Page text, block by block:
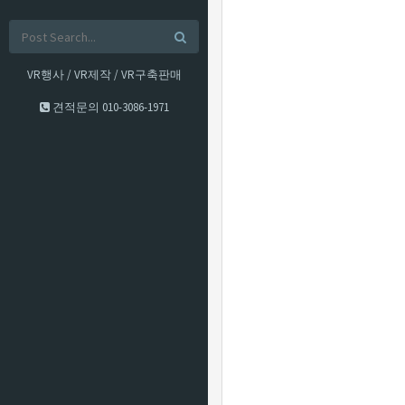
VR행사 / VR제작 / VR구축판매
견적문의 010-3086-1971